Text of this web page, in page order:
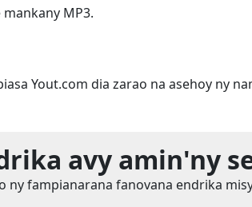
MP3.
Yout.com dia zarao na asehoy ny
avy amin'ny
ny fampianarana fanovana endrika